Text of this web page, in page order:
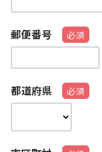
郵便番号
都道府県